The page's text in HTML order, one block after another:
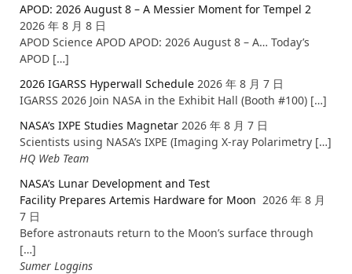
APOD: 2026 August 8 – A Messier Moment for Tempel 2
2026 年 8 月 8 日
APOD Science APOD APOD: 2026 August 8 – A… Today’s
APOD […]
2026 IGARSS Hyperwall Schedule 2026 年 8 月 7 日
IGARSS 2026 Join NASA in the Exhibit Hall (Booth #100) […]
NASA’s IXPE Studies Magnetar 2026 年 8 月 7 日
Scientists using NASA’s IXPE (Imaging X-ray Polarimetry […]
HQ Web Team
NASA’s Lunar Development and Test
Facility Prepares Artemis Hardware for Moon 2026 年 8 月
7 日
Before astronauts return to the Moon’s surface through
[…]
Sumer Loggins